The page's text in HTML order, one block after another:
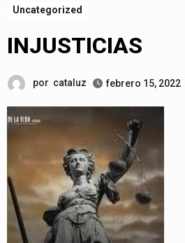
Uncategorized
INJUSTICIAS
por cataluz febrero 15, 2022